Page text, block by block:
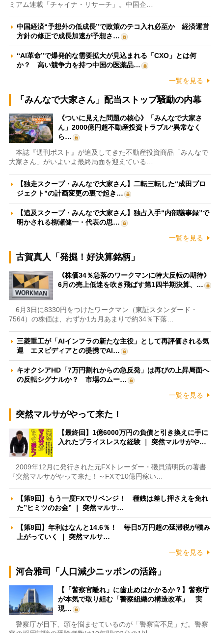
ミアム連載「チャイナ・リサーチ」。中国企…
中国経済“予想外の低成長”で政策のテコ入れ必至か 経済運営
方針の修正で成長加速が予想さ…
“AI革命”で爆発的な需要拡大が見込まれる「CXO」とは何
か？ 高い競争力を持つ中国の医薬品…
一覧を見る
「みんなで大家さん」配当ストップ騒動の内幕
《ついに見えた問題の核心》「みんなで大家さ
ん」2000億円超不動産投資トラブル“異常なく
ら…
本誌『週刊ポスト』が追及してきた不動産投資商品「みんなで
大家さん」がいよいよ最終局面を迎えている…
【独走スクープ・みんなで大家さん】二転三転した“成田プロ
ジェクト”の計画変更の裏で起き…
【追及スクープ・みんなで大家さん】独占入手“内部議事録”で
明かされる柳瀬健一・代表の思…
一覧を見る
古賀真人「発掘！好決算銘柄」
《株価34％急落のワークマンに特大反転の期待》
6月の売上低迷を吹き飛ばす第1四半期決算、…
6月3日に8330円をつけたワークマン（東証スタンダード・
7564）の株価は、わずか1カ月あまりで約34％下落…
三菱重工が「AIインフラの新たな主役」として再評価される気
運 エヌビディアとの提携でAI…
キオクシアHD「7万円割れからの急反発」は再びの上昇局面へ
の反転シグナルか？ 市場のムー…
一覧を見る
突然マルサがやって来た！
【最終回】1億6000万円の負債と引き換えに手に
入れたプライスレスな経験 ｜ 突然マルサがや…
2009年12月に発行された元FXトレーダー・磯貝清明氏の著書
『突然マルサがやって来た！～FXで10億円稼い…
【第9回】もう一度FXでリベンジ！ 種銭は差し押さえを免れ
た”ヒミツのお金” ｜ 突然マルサ…
【第8回】年利はなんと14.6％！ 毎日5万円超の延滞税が積み
上がっていく ｜ 突然マルサ…
一覧を見る
河合雅司「人口減少ニッポンの活路」
【「警察官離れ」に歯止めはかかるか？】警察庁
が本気で取り組む「警察組織の構造改革」 実
現…
警察庁が目下、頭を悩ませているのが「警察官不足」だ。警察